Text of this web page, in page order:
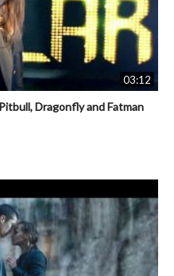
03:12
Dragonfly and Fatman